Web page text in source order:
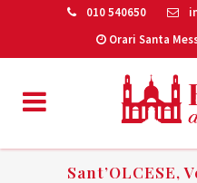
010 540650
Orari Santa
Sant’OLCESE,